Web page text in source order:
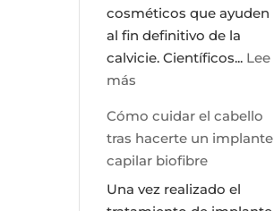
cosméticos que ayuden
al fin definitivo de la
calvicie. Científicos... Lee
más
el
fin
definitivo
de
Cómo cuidar el cabello
tras hacerte un implante
capilar biofibre
Una vez realizado el